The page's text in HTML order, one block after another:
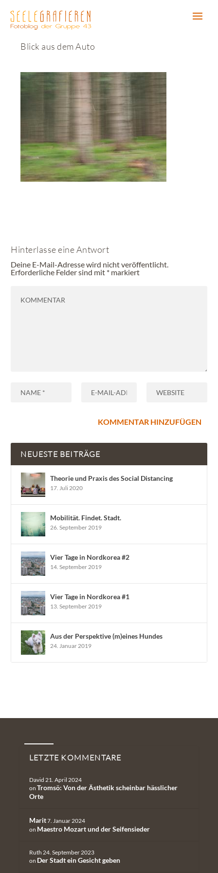
Blick aus dem Auto
Hinterlasse eine Antwort
Deine E-Mail-Adresse wird nicht veröffentlicht.
Erforderliche Felder sind mit * markiert
NEUESTE BEITRÄGE
Theorie und Praxis des Social Distancing
17. Juli 2020
Mobilität. Findet. Stadt.
26. September 2019
Vier Tage in Nordkorea #2
14. September 2019
Vier Tage in Nordkorea #1
13. September 2019
Aus der Perspektive (m)eines Hundes
24. Januar 2019
Neueste Kommentare
LETZTE KOMMENTARE
David 21. April 2024
on Tromsö: Von der Ästhetik scheinbar hässlicher
Orte
Marit7. Januar 2024
on Maestro Mozart und der Seifensieder
Ruth 24. September 2023
on Der Stadt ein Gesicht geben